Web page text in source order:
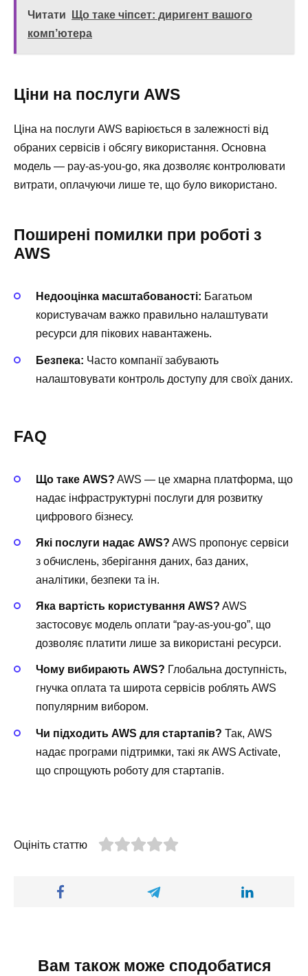
Читати
Що таке чіпсет: диригент вашого
комп’ютера
Ціни на послуги AWS
Ціна на послуги AWS варіюється в залежності від
обраних сервісів і обсягу використання. Основна
модель — pay-as-you-go, яка дозволяє контролювати
витрати, оплачуючи лише те, що було використано.
Поширені помилки при роботі з
AWS
Недооцінка масштабованості: Багатьом
користувачам важко правильно налаштувати
ресурси для пікових навантажень.
Безпека: Часто компанії забувають
налаштовувати контроль доступу для своїх даних.
FAQ
Що таке AWS? AWS — це хмарна платформа, що
надає інфраструктурні послуги для розвитку
цифрового бізнесу.
Які послуги надає AWS? AWS пропонує сервіси
з обчислень, зберігання даних, баз даних,
аналітики, безпеки та ін.
Яка вартість користування AWS? AWS
застосовує модель оплати “pay-as-you-go”, що
дозволяє платити лише за використані ресурси.
Чому вибирають AWS? Глобальна доступність,
гнучка оплата та широта сервісів роблять AWS
популярним вибором.
Чи підходить AWS для стартапів? Так, AWS
надає програми підтримки, такі як AWS Activate,
що спрощують роботу для стартапів.
Оцініть статтю
Вам також може сподобатися